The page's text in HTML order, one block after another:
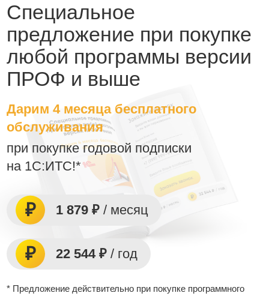
Специальное
предложение при покупке
любой программы версии
ПРОФ и выше
Дарим 4 месяца бесплатного
обслуживания
при покупке годовой подписки
на 1С:ИТС!*
1 879 ₽ / месяц
22 544 ₽ / год
* Предложение действительно при покупке программного